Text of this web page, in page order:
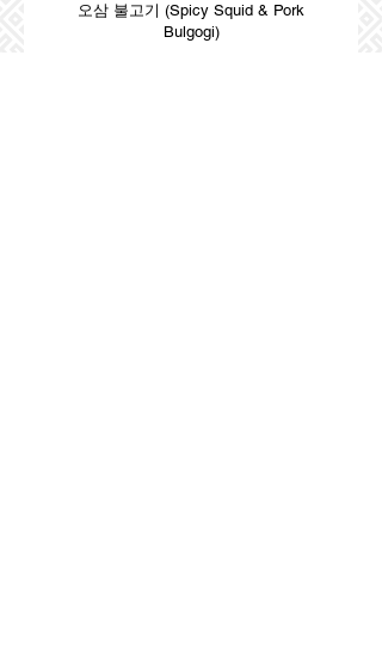
오삼 불고기 (Spicy Squid & Pork
Bulgogi)